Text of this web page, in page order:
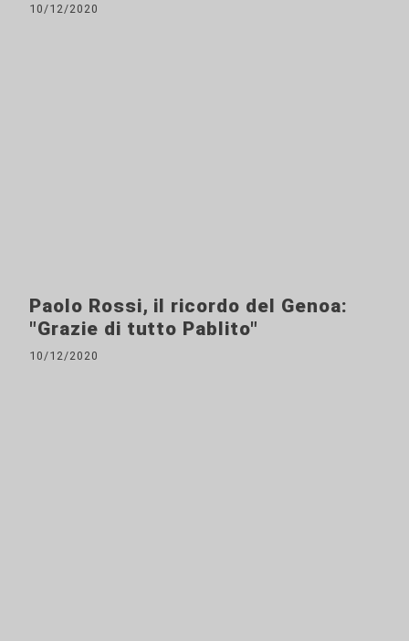
10/12/2020
Paolo Rossi, il ricordo del Genoa:
"Grazie di tutto Pablito"
10/12/2020